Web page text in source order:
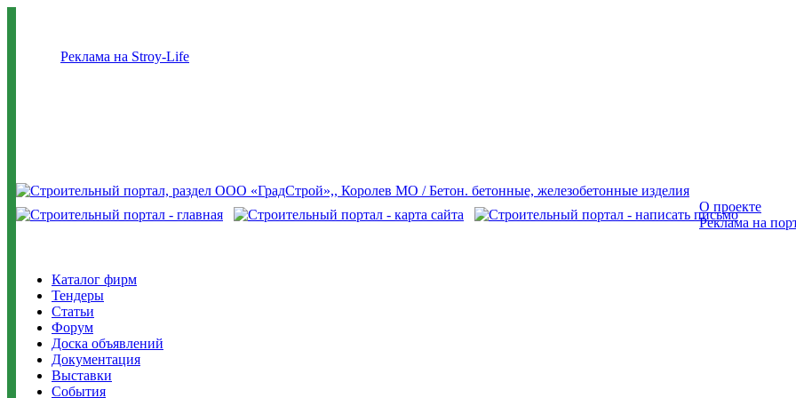
Реклама на Stroy-Life
О проекте
Реклама на
Каталог фирм
Тендеры
Статьи
Форум
Доска объявлений
Документация
Выставки
События